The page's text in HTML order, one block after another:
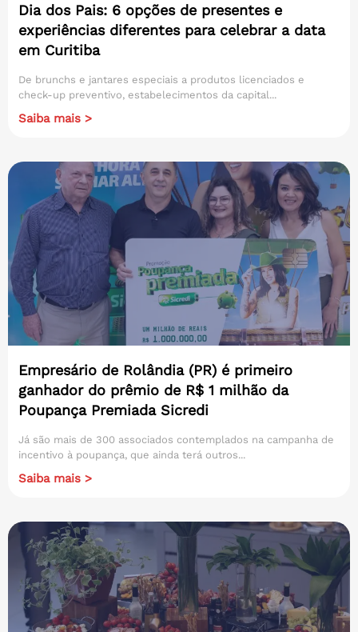
Dia dos Pais: 6 opções de presentes e
experiências diferentes para celebrar a data
em Curitiba
De brunchs e jantares especiais a produtos licenciados e
check-up preventivo, estabelecimentos da capital...
Saiba mais >
Empresário de Rolândia (PR) é primeiro
ganhador do prêmio de R$ 1 milhão da
Poupança Premiada Sicredi
Já são mais de 300 associados contemplados na campanha de
incentivo à poupança, que ainda terá outros...
Saiba mais >